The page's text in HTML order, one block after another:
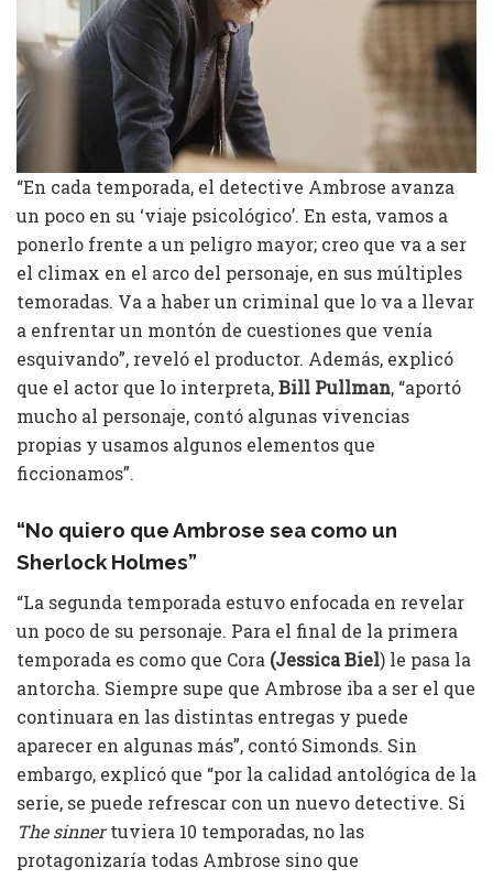
“En cada temporada, el detective Ambrose avanza
un poco en su ‘viaje psicológico’. En esta, vamos a
ponerlo frente a un peligro mayor; creo que va a ser
el climax en el arco del personaje, en sus múltiples
temoradas. Va a haber un criminal que lo va a llevar
a enfrentar un montón de cuestiones que venía
esquivando”, reveló el productor. Además, explicó
que el actor que lo interpreta,Bill Pullman, “aportó
mucho al personaje, contó algunas vivencias
propias y usamos algunos elementos que
ficcionamos”.
“No quiero que Ambrose sea como un
Sherlock Holmes”
“La segunda temporada estuvo enfocada en revelar
un poco de su personaje. Para el final de la primera
temporada es como que Cora (JessicaBiel) le pasa la
antorcha. Siempre supe que Ambrose iba a ser el que
continuara en las distintas entregas y puede
aparecer en algunas más”, contó Simonds. Sin
embargo, explicó que “por la calidad antológica de la
serie, se puede refrescar con un nuevo detective. Si
The sinnertuviera 10 temporadas, no las
protagonizaría todas Ambrose sino que